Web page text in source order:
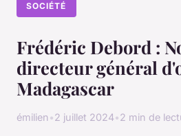
SOCIÉTÉ
Frédéric Debord :
directeur général
Madagascar
émilien•2 juillet 2024•2 min de